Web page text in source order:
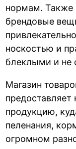
нормам. Также
брендовые
носкостью и
блеклыми и не
Магазин
продукцию,
пеленания,
огромном